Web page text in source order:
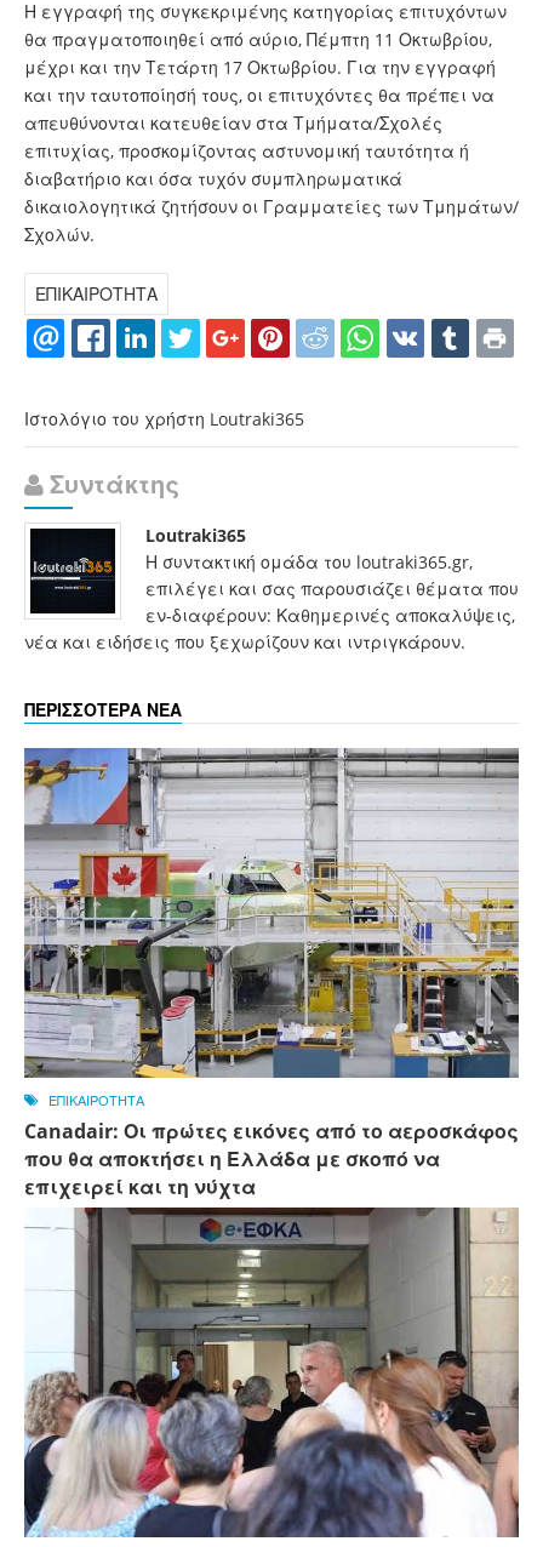
Η εγγραφή της συγκεκριμένης κατηγορίας επιτυχόντων
θα πραγματοποιηθεί από αύριο, Πέμπτη 11 Οκτωβρίου,
μέχρι και την Τετάρτη 17 Οκτωβρίου. Για την εγγραφή
και την ταυτοποίησή τους, οι επιτυχόντες θα πρέπει να
απευθύνονται κατευθείαν στα Τμήματα/Σχολές
επιτυχίας, προσκομίζοντας αστυνομική ταυτότητα ή
διαβατήριο και όσα τυχόν συμπληρωματικά
δικαιολογητικά ζητήσουν οι Γραμματείες των Τμημάτων/
Σχολών.
ΕΠΙΚΑΙΡΟΤΗΤΑ
Ιστολόγιο του χρήστη Loutraki365
Συντάκτης
Loutraki365
Η συντακτική ομάδα του loutraki365.gr,
επιλέγει και σας παρουσιάζει θέματα που
εν-διαφέρουν: Καθημερινές αποκαλύψεις,
νέα και ειδήσεις που ξεχωρίζουν και ιντριγκάρουν.
ΠΕΡΙΣΣΟΤΕΡΑ ΝΕΑ
ΕΠΙΚΑΙΡΟΤΗΤΑ
Canadair: Οι πρώτες εικόνες από το αεροσκάφος
που θα αποκτήσει η Ελλάδα με σκοπό να
επιχειρεί και τη νύχτα